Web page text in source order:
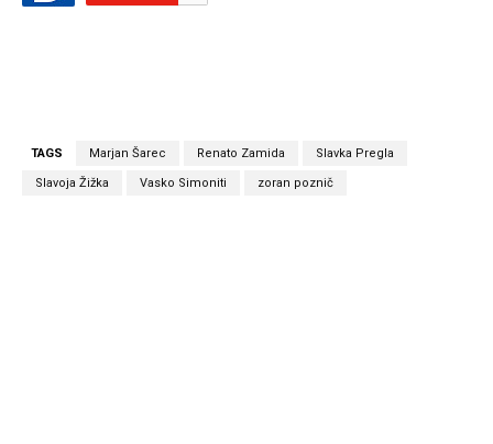
TAGS Marjan Šarec Renato Zamida Slavka Pregla
Slavoja Žižka Vasko Simoniti zoran poznič